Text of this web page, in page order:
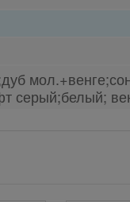
серый;белый;